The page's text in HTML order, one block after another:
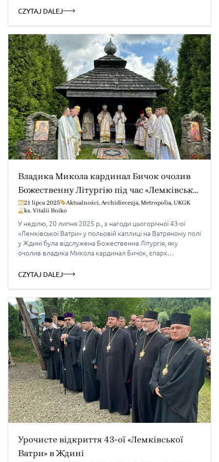
та о. Ігоря Процика. Мотивацією стала також молодіжна
CZYTAJ DALEJ
Владика Микола кардинал Бичок очолив
Божественну Літургію під час «Лемківської
Ватри» в Ждині
21 lipca 2025 Aktualności, Archidiecezja, Metropolia, UKGK
ks. Vitalii Boiko
У неділю, 20 липня 2025 р., з нагоди цьогорічної 43-ої
«Лемківської Ватри» у польовій каплиці на Ватряному полі
у Ждині була відслужена Божественна Літургія, яку
очолив владика Микола кардинал Бичок, єпарх
кардиналу співслужили вл. Євген Попович, архиєпископ і
Ющак, єпарх Вроцлавсько-Кошалінський, який також
звернувся […]
CZYTAJ DALEJ
Урочисте відкриття 43-ої «Лемківської
Ватри» в Ждині